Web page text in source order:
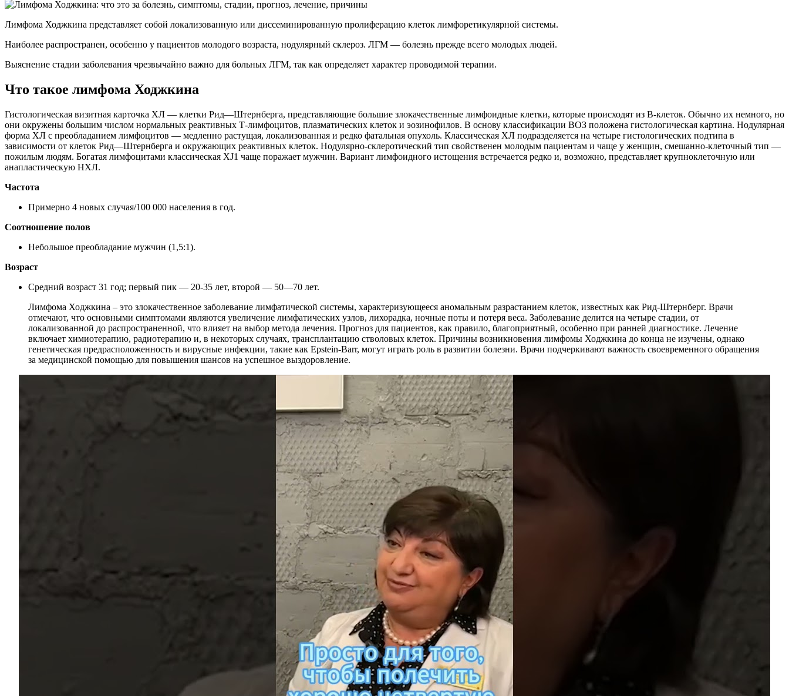
Лимфома Ходжкина представляет собой локализованную или диссеминированную пролиферацию клеток лимфоретикулярной системы.
Наиболее распространен, особенно у пациентов молодого возраста, нодулярный склероз. ЛГМ — болезнь прежде всего молодых людей.
Выяснение стадии заболевания чрезвычайно важно для больных ЛГМ, так как определяет характер проводимой терапии.
Что такое лимфома Ходжкина
Гистологическая визитная карточка ХЛ — клетки Рид—Штернберга, представляющие большие злокачественные лимфоидные клетки, которые происходят из В-клеток. Обычно их немного, но
они окружены большим числом нормальных реактивных Т-лимфоцитов, плазматических клеток и эозинофилов. В основу классификации ВОЗ положена гистологическая картина. Нодулярная
форма ХЛ с преобладанием лимфоцитов — медленно растущая, локализованная и редко фатальная опухоль. Классическая ХЛ подразделяется на четыре гистологических подтипа в
зависимости от клеток Рид—Штернберга и окружающих реактивных клеток. Нодулярно-склеротический тип свойственен молодым пациентам и чаще у женщин, смешанно-клеточный тип —
пожилым людям. Богатая лимфоцитами классическая XJ1 чаще поражает мужчин. Вариант лимфоидного истощения встречается редко и, возможно, представляет крупноклеточную или
анапластическую НХЛ.
Частота
Примерно 4 новых случая/100 000 населения в год.
Соотношение полов
Небольшое преобладание мужчин (1,5:1).
Возраст
Средний возраст 31 год; первый пик — 20-35 лет, второй — 50—70 лет.
Лимфома Ходжкина – это злокачественное заболевание лимфатической системы, характеризующееся аномальным разрастанием клеток, известных как Рид-Штернберг. Врачи
отмечают, что основными симптомами являются увеличение лимфатических узлов, лихорадка, ночные поты и потеря веса. Заболевание делится на четыре стадии, от
локализованной до распространенной, что влияет на выбор метода лечения. Прогноз для пациентов, как правило, благоприятный, особенно при ранней диагностике. Лечение
включает химиотерапию, радиотерапию и, в некоторых случаях, трансплантацию стволовых клеток. Причины возникновения лимфомы Ходжкина до конца не изучены, однако
генетическая предрасположенность и вирусные инфекции, такие как Epstein-Barr, могут играть роль в развитии болезни. Врачи подчеркивают важность своевременного обращения
за медицинской помощью для повышения шансов на успешное выздоровление.